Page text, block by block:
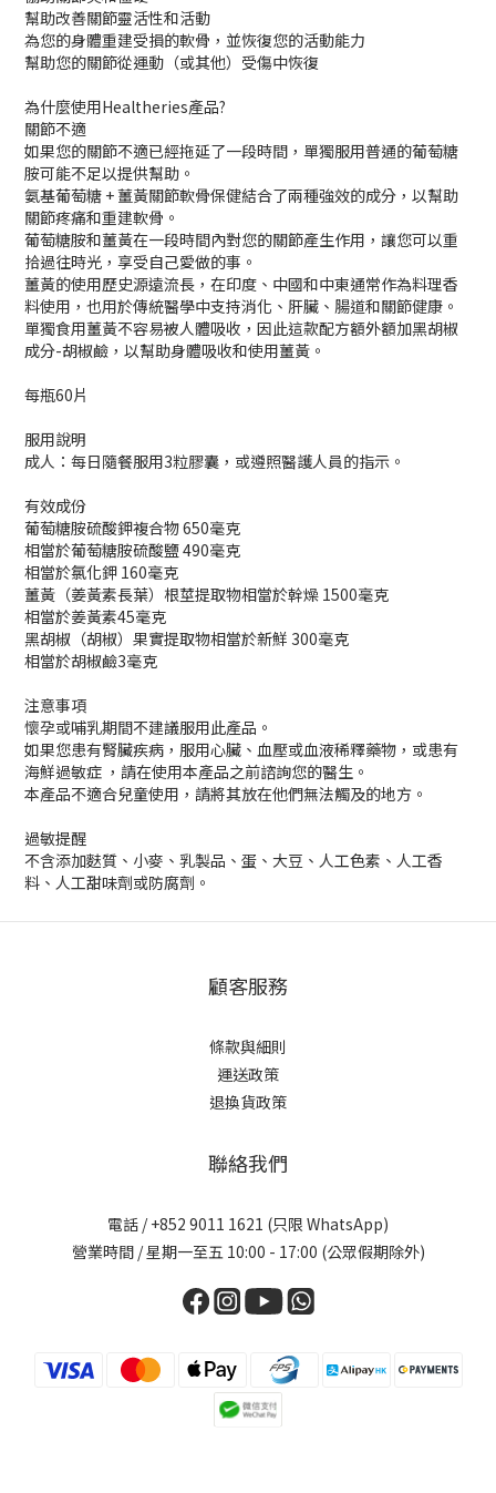
幫助改善關節靈活性和活動
為您的身體重建受損的軟骨，並恢復您的活動能力
幫助您的關節從運動（或其他）受傷中恢復
為什麼使用Healtheries產品?
關節不適
如果您的關節不適已經拖延了一段時間，單獨服用普通的葡萄糖
胺可能不足以提供幫助。
氨基葡萄糖 + 薑黃關節軟骨保健結合了兩種強效的成分，以幫助
關節疼痛和重建軟骨。
葡萄糖胺和薑黃在一段時間內對您的關節產生作用，讓您可以重
拾過往時光，享受自己愛做的事。
薑黃的使用歷史源遠流長，在印度、中國和中東通常作為料理香
料使用，也用於傳統醫學中支持消化、肝臟、腸道和關節健康。
單獨食用薑黃不容易被人體吸收，因此這款配方額外額加黑胡椒
成分-胡椒鹼，以幫助身體吸收和使用薑黃。
每瓶60片
服用說明
成人：每日隨餐服用3粒膠囊，或遵照醫護人員的指示。
有效成份
葡萄糖胺硫酸鉀複合物 650毫克
相當於葡萄糖胺硫酸鹽 490毫克
相當於氯化鉀 160毫克
薑黃（姜黃素長葉）根莖提取物相當於幹燥 1500毫克
相當於姜黃素45毫克
黑胡椒（胡椒）果實提取物相當於新鮮 300毫克
相當於胡椒鹼3毫克
注意事項
懷孕或哺乳期間不建議服用此產品。
如果您患有腎臟疾病，服用心臟、血壓或血液稀釋藥物，或患有
海鮮過敏症 ，請在使用本產品之前諮詢您的醫生。
本產品不適合兒童使用，請將其放在他們無法觸及的地方。
過敏提醒
不含添加麩質、小麥、乳製品、蛋、大豆、人工色素、人工香
料、人工甜味劑或防腐劑。
顧客服務
條款與細則
運送政策
退換貨政策
聯絡我們
電話 / +852 9011 1621 (只限 WhatsApp)
營業時間 / 星期一至五 10:00 - 17:00 (公眾假期除外)